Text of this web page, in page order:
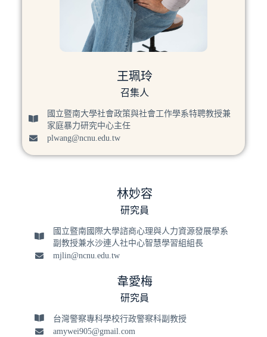
王珮玲​
召集人
國立暨南大學社會政策與社會工作學系特聘教授兼
家庭暴力研究中心主任
plwang@ncnu.edu.tw
林妙容
研究員
國立暨南國際大學諮商心理與人力資源發展學系
副教授兼水沙連人社中心智慧學習組組長
mjlin@ncnu.edu.tw
韋愛梅
研究員
台灣警察專科學校行政警察科副教授
amywei905@gmail.com